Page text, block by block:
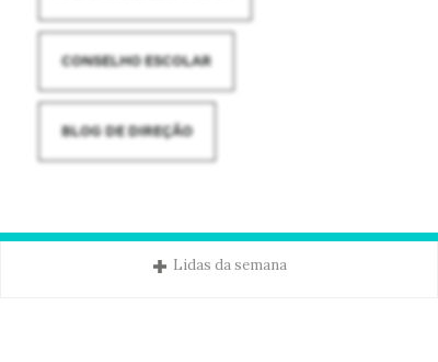
CONSELHO ESCOLAR
BLOG DE DIREÇÃO
Lidas da semana